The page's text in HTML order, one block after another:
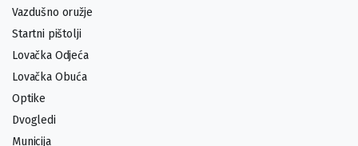
Vazdušno oružje
Startni pištolji
Lovačka Odjeća
Lovačka Obuća
Optike
Dvogledi
Municija